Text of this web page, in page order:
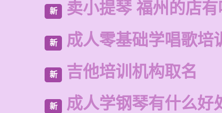
新 卖小提琴 福州的店
新 成人零基础学唱歌培
新 吉他培训机构取名
新 成人学钢琴有什么好